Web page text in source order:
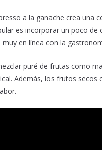
a la ganache crea una
es incorporar un poco
en línea con la
puré de frutas como
Además, los frutos secos